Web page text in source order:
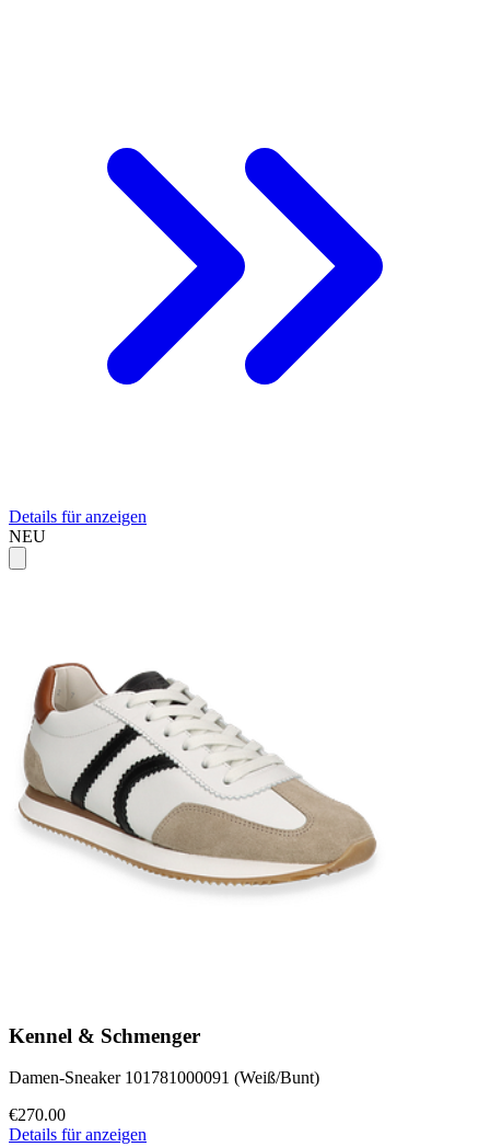
Details für anzeigen
NEU
Kennel & Schmenger
Damen-Sneaker 101781000091 (Weiß/Bunt)
€270.00
Details für anzeigen